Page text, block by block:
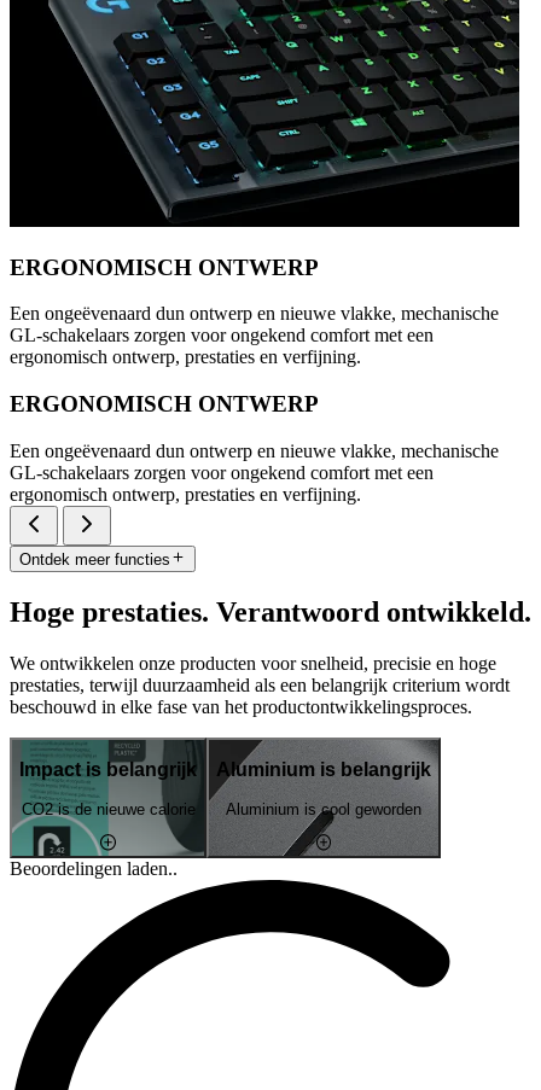
ERGONOMISCH ONTWERP
Een ongeëvenaard dun ontwerp en nieuwe vlakke, mechanische
GL-schakelaars zorgen voor ongekend comfort met een
ergonomisch ontwerp, prestaties en verfijning.
ERGONOMISCH ONTWERP
Een ongeëvenaard dun ontwerp en nieuwe vlakke, mechanische
GL-schakelaars zorgen voor ongekend comfort met een
ergonomisch ontwerp, prestaties en verfijning.
Ontdek meer functies
Hoge prestaties. Verantwoord ontwikkeld.
We ontwikkelen onze producten voor snelheid, precisie en hoge
prestaties, terwijl duurzaamheid als een belangrijk criterium wordt
beschouwd in elke fase van het productontwikkelingsproces.
Impact is belangrijk
CO2 is de nieuwe calorie
Aluminium is belangrijk
Aluminium is cool geworden
Beoordelingen laden..